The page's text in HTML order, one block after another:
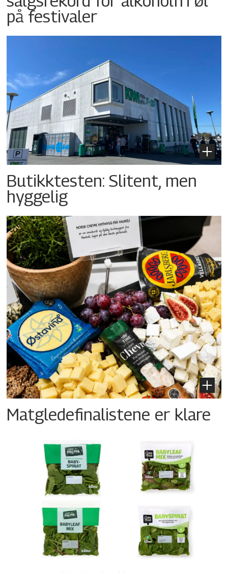
på festivaler
Butikktesten: Slitent, men
hyggelig
Matgledefinalistene er klare